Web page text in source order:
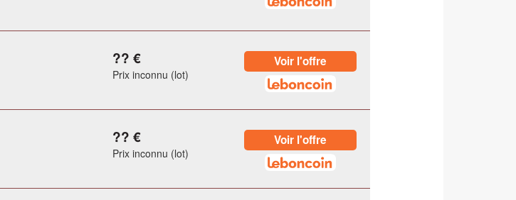
?? €
Prix inconnu (lot)
?? €
Prix inconnu (lot)